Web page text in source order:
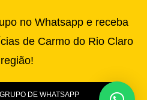
no Whatsapp e receba
de Carmo do Rio Claro
DE WHATSAPP